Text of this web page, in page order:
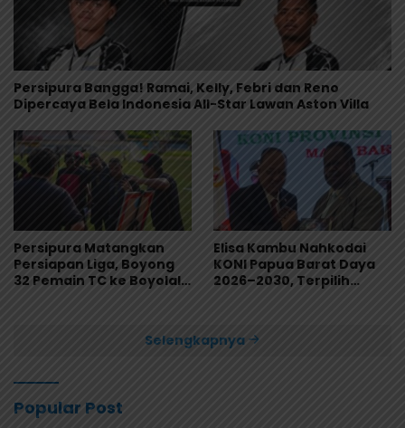
Persipura Bangga! Ramai, Kelly, Febri dan Reno
Dipercaya Bela Indonesia All-Star Lawan Aston Villa
Persipura Matangkan
Persiapan Liga, Boyong
32 Pemain TC ke Boyolali
Elisa Kambu Nahkodai
KONI Papua Barat Daya
2026–2030, Terpilih
Selengkapnya
Popular Post